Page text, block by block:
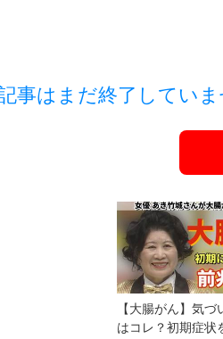
事はまだ終了してい
【大腸がん】気づ
はコレ？初期症状